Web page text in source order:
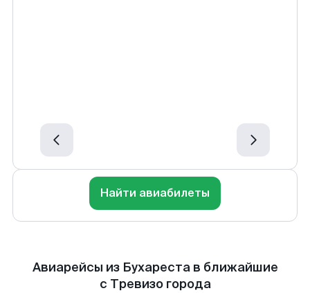
Найти авиабилеты
Авиарейсы из Бухареста в ближайшие
с Тревизо города